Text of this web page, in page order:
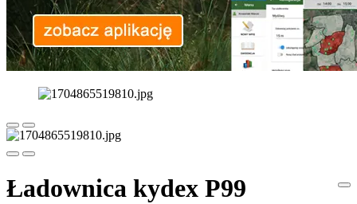
Ładownica kydex P99